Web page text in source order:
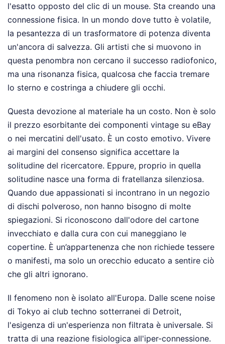
l'esatto opposto del clic di un mouse. Sta creando una
connessione fisica. In un mondo dove tutto è volatile,
la pesantezza di un trasformatore di potenza diventa
un'ancora di salvezza. Gli artisti che si muovono in
questa penombra non cercano il successo radiofonico,
ma una risonanza fisica, qualcosa che faccia tremare
lo sterno e costringa a chiudere gli occhi.
Questa devozione al materiale ha un costo. Non è solo
il prezzo esorbitante dei componenti vintage su eBay
o nei mercatini dell'usato. È un costo emotivo. Vivere
ai margini del consenso significa accettare la
solitudine del ricercatore. Eppure, proprio in quella
solitudine nasce una forma di fratellanza silenziosa.
Quando due appassionati si incontrano in un negozio
di dischi polveroso, non hanno bisogno di molte
spiegazioni. Si riconoscono dall'odore del cartone
invecchiato e dalla cura con cui maneggiano le
copertine. È un’appartenenza che non richiede tessere
o manifesti, ma solo un orecchio educato a sentire ciò
che gli altri ignorano.
Il fenomeno non è isolato all'Europa. Dalle scene noise
di Tokyo ai club techno sotterranei di Detroit,
l'esigenza di un'esperienza non filtrata è universale. Si
tratta di una reazione fisiologica all'iper-connessione.